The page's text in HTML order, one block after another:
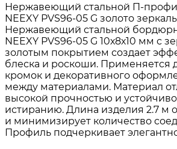
Нержавеющий стальной П-
NEEXY PVS96-05 G золото
Нержавеющий стальной
NEEXY PVS96-05 G 10х8х10 мм с
золотым покрытием создает
блеска и роскоши. Применяется
кромок и декоративного
между материалами. Материал
высокой прочностью и
истиранию. Длина изделия 2.7 м
и минимизирует количество
Профиль подчеркивает